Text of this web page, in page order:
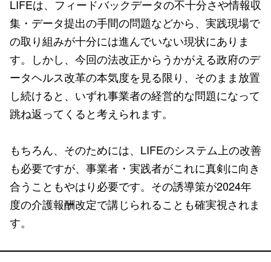
LIFEは、フィードバックデータの不十分さや情報収
集・データ提出の手間の問題などから、実践現場で
の取り組みが十分には進んでいない現状にありま
す。しかし、今回の法改正からうかがえる政府のデ
ータヘルス改革の本気度を見る限り、そのまま放置
し続けると、いずれ事業者の経営的な問題になって
跳ね返ってくると考えられます。
もちろん、そのためには、LIFEのシステム上の改善
も必要ですが、事業者・実践者がこれに真剣に向き
合うこともやはり必要です。その誘導策が2024年
度の介護報酬改定で講じられることも確実視されま
す。